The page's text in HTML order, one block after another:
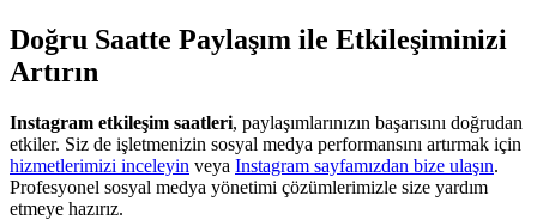
Doğru Saatte Paylaşım ile Etkileşiminizi
Artırın
Instagram etkileşim saatleri, paylaşımlarınızın başarısını doğrudan
etkiler. Siz de işletmenizin sosyal medya performansını artırmak için
hizmetlerimizi inceleyin veya Instagram sayfamızdan bize ulaşın.
Profesyonel sosyal medya yönetimi çözümlerimizle size yardım
etmeye hazırız.